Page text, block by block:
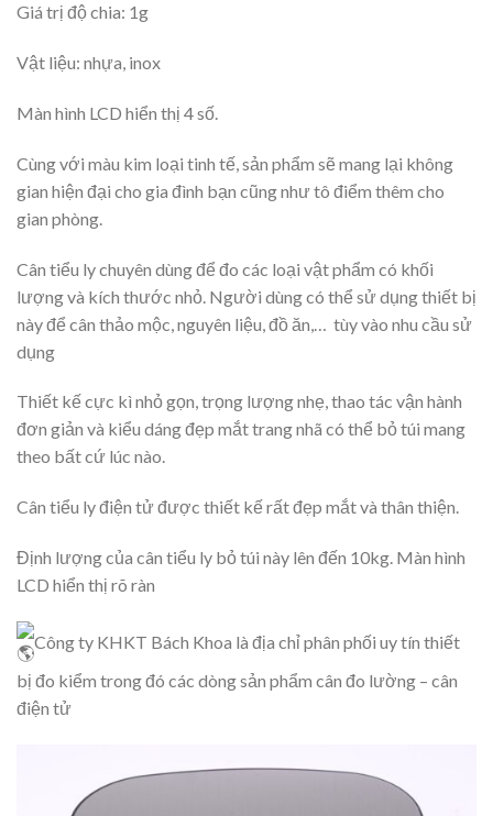
Giá trị độ chia: 1g
Vật liệu: nhựa, inox
Màn hình LCD hiển thị 4 số.
Cùng với màu kim loại tinh tế, sản phẩm sẽ mang lại không
gian hiện đại cho gia đình bạn cũng như tô điểm thêm cho
gian phòng.
Cân tiểu ly chuyên dùng để đo các loại vật phẩm có khối
lượng và kích thước nhỏ. Người dùng có thể sử dụng thiết bị
này để cân thảo mộc, nguyên liệu, đồ ăn,… tùy vào nhu cầu sử
dụng
Thiết kế cực kì nhỏ gọn, trọng lượng nhẹ, thao tác vận hành
đơn giản và kiểu dáng đẹp mắt trang nhã có thể bỏ túi mang
theo bất cứ lúc nào.
Cân tiểu ly điện tử được thiết kế rất đẹp mắt và thân thiện.
Định lượng của cân tiểu ly bỏ túi này lên đến 10kg. Màn hình
LCD hiển thị rõ ràn
Công ty KHKT Bách Khoa là địa chỉ phân phối uy tín thiết
bị đo kiểm trong đó các dòng sản phẩm cân đo lường – cân
điện tử